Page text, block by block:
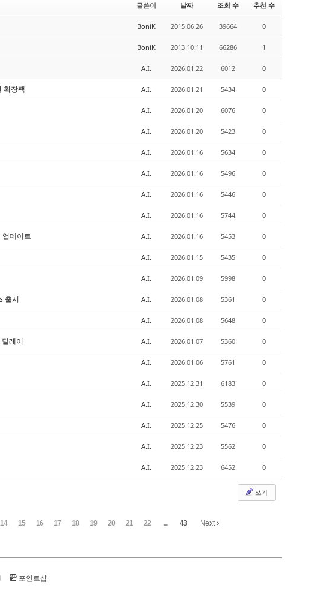
글쓴이 날짜 조회 수 추천 수
BoniK 2015.06.26 39664 0
BoniK 2013.10.11 66286 1
A.I. 2026.01.22 6012 0
확장팩 A.I. 2026.01.21 5434 0
A.I. 2026.01.20 6076 0
A.I. 2026.01.20 5423 0
A.I. 2026.01.16 5634 0
A.I. 2026.01.16 5496 0
A.I. 2026.01.16 5446 0
A.I. 2026.01.16 5744 0
업데이트 A.I. 2026.01.16 5453 0
A.I. 2026.01.15 5435 0
A.I. 2026.01.09 5998 0
출시 A.I. 2026.01.08 5361 0
A.I. 2026.01.08 5648 0
레이 A.I. 2026.01.07 5360 0
A.I. 2026.01.06 5761 0
A.I. 2025.12.31 6183 0
A.I. 2025.12.30 5539 0
A.I. 2025.12.25 5476 0
A.I. 2025.12.23 5562 0
A.I. 2025.12.23 6452 0
쓰기
14 15 16 17 18 19 20 21 22 ... 43 Next
포인트샵